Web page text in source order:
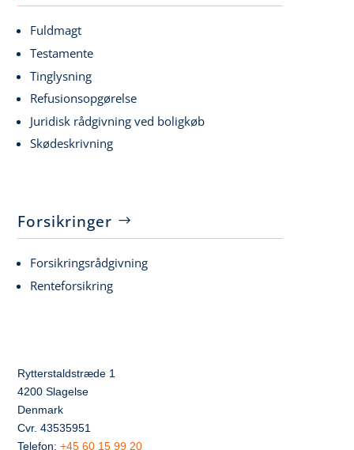
Fuldmagt
Testamente
Tinglysning
Refusionsopgørelse
Juridisk rådgivning ved boligkøb
Skødeskrivning
Forsikringer
Forsikringsrådgivning
Renteforsikring
Rytterstaldstræde 1
4200 Slagelse
Denmark
Cvr. 43535951
Telefon:+45 60 15 99 20